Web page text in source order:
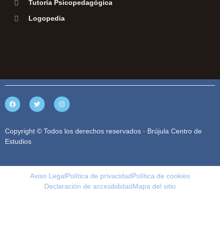
Tutoría Psicopedagógica
Logopedia
Copyright © Todos los derechos reservados · Brújula Centro de
Estudios
Aviso LegalPolítica de privacidadPolítica de cookies
Declaración de accesibilidadMapa del sitio